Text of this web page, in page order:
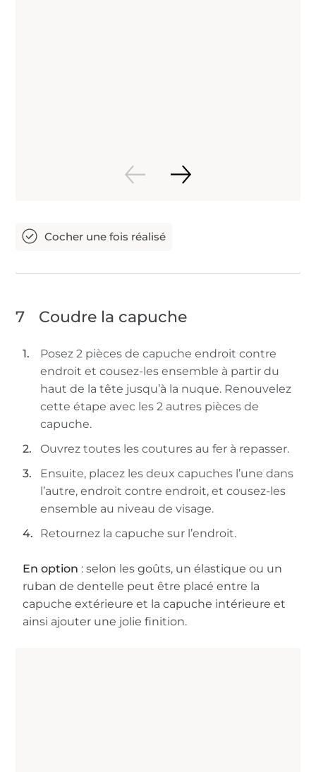
7 Coudre la capuche
Posez 2 pièces de capuche endroit contre
endroit et cousez-les ensemble à partir du
haut de la tête jusqu’à la nuque. Renouvelez
cette étape avec les 2 autres pièces de
capuche.
Ouvrez toutes les coutures au fer à repasser.
Ensuite, placez les deux capuches l’une dans
l’autre, endroit contre endroit, et cousez-les
ensemble au niveau de visage.
Retournez la capuche sur l’endroit.
En option : selon les goûts, un élastique ou un
ruban de dentelle peut être placé entre la
capuche extérieure et la capuche intérieure et
ainsi ajouter une jolie finition.